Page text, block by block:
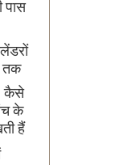
पास
तक
कैसे
के
हैं